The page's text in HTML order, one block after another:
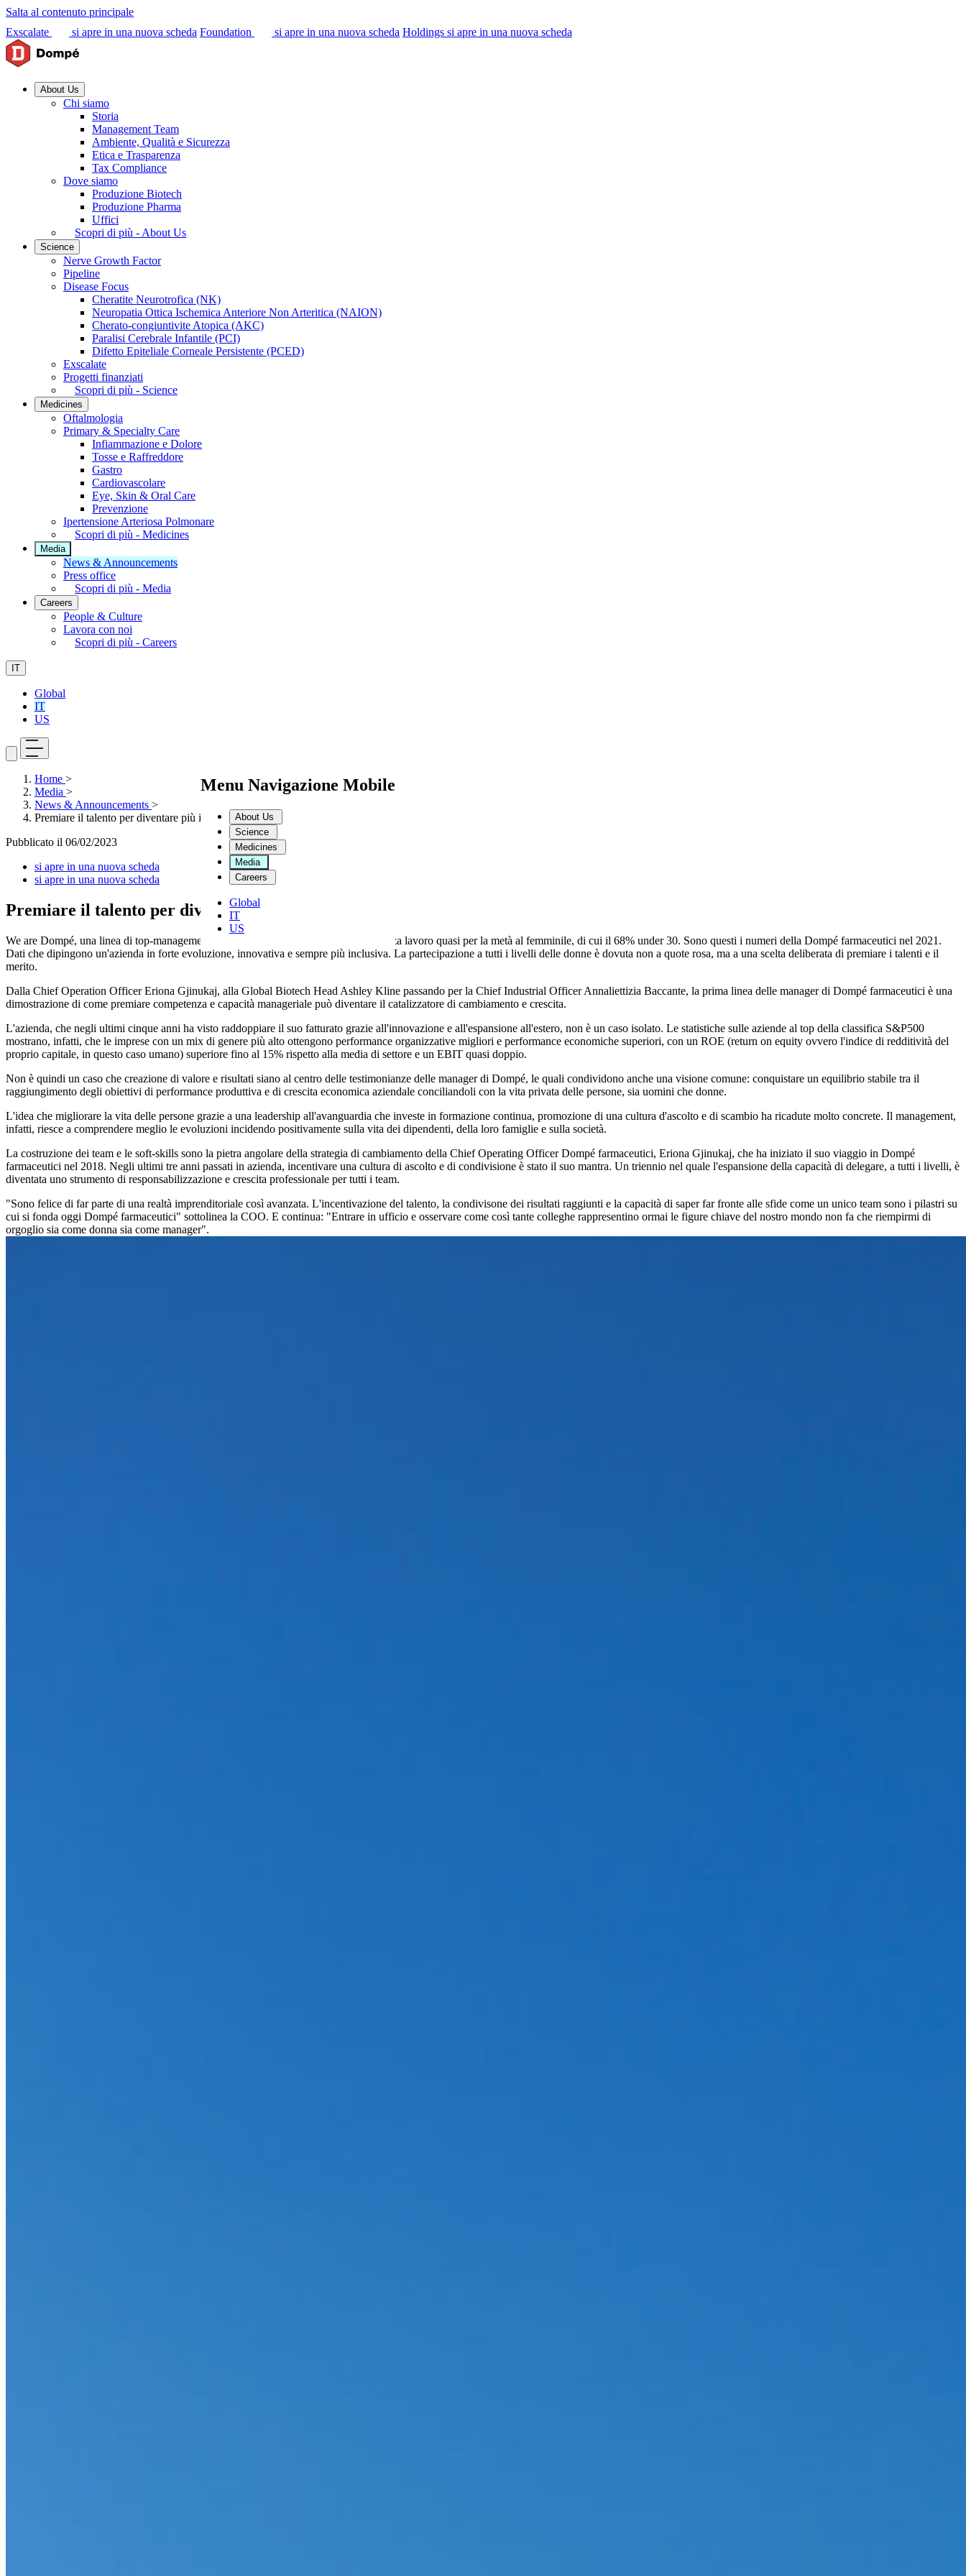
Salta al contenuto principale
Exscalate
si apre in una nuova scheda Foundation si apre in una nuova scheda Holdings si apre in una nuova scheda
About Us
Chi siamo
Storia
Management Team
Ambiente, Qualità e Sicurezza
Etica e Trasparenza
Tax Compliance
Dove siamo
Produzione Biotech
Produzione Pharma
Uffici
Scopri di più - About Us
Science
Nerve Growth Factor
Pipeline
Disease Focus
Cheratite Neurotrofica (NK)
Neuropatia Ottica Ischemica Anteriore Non Arteritica (NAION)
Cherato-congiuntivite Atopica (AKC)
Paralisi Cerebrale Infantile (PCI)
Difetto Epiteliale Corneale Persistente (PCED)
Exscalate
Progetti finanziati
Scopri di più - Science
Medicines
Oftalmologia
Primary & Specialty Care
Infiammazione e Dolore
Tosse e Raffreddore
Gastro
Cardiovascolare
Eye, Skin & Oral Care
Prevenzione
Ipertensione Arteriosa Polmonare
Scopri di più - Medicines
Media
News & Announcements
Press office
Scopri di più - Media
Careers
People & Culture
Lavora con noi
Scopri di più - Careers
IT
Global
IT
US
Menu Navigazione Mobile
About Us
Science
Medicines
Media
Careers
Global
IT
US
Home >
Media >
News & Announcements >
Premiare il talento per diventare più inclusivi
Pubblicato il 06/02/2023
si apre in una nuova scheda
si apre in una nuova scheda
Premiare il talento per diventare più inclusivi
We are Dompé, una linea di top-management composta per il 50% da donne. Una forza lavoro quasi per la metà al femminile, di cui il 68% under 30. Sono questi i numeri della Dompé farmaceutici nel 2021.
Dati che dipingono un'azienda in forte evoluzione, innovativa e sempre più inclusiva. La partecipazione a tutti i livelli delle donne è dovuta non a quote rosa, ma a una scelta deliberata di premiare i talenti e il
merito.
Dalla Chief Operation Officer Eriona Gjinukaj, alla Global Biotech Head Ashley Kline passando per la Chief Industrial Officer Annaliettizia Baccante, la prima linea delle manager di Dompé farmaceutici è una
dimostrazione di come premiare competenza e capacità manageriale può diventare il catalizzatore di cambiamento e crescita.
L'azienda, che negli ultimi cinque anni ha visto raddoppiare il suo fatturato grazie all'innovazione e all'espansione all'estero, non è un caso isolato. Le statistiche sulle aziende al top della classifica S&P500
mostrano, infatti, che le imprese con un mix di genere più alto ottengono performance organizzative migliori e performance economiche superiori, con un ROE (return on equity ovvero l'indice di redditività del
proprio capitale, in questo caso umano) superiore fino al 15% rispetto alla media di settore e un EBIT quasi doppio.
Non è quindi un caso che creazione di valore e risultati siano al centro delle testimonianze delle manager di Dompé, le quali condividono anche una visione comune: conquistare un equilibrio stabile tra il
raggiungimento degli obiettivi di performance produttiva e di crescita economica aziendale conciliandoli con la vita privata delle persone, sia uomini che donne.
L'idea che migliorare la vita delle persone grazie a una leadership all'avanguardia che investe in formazione continua, promozione di una cultura d'ascolto e di scambio ha ricadute molto concrete. Il management,
infatti, riesce a comprendere meglio le evoluzioni incidendo positivamente sulla vita dei dipendenti, della loro famiglie e sulla società.
La costruzione dei team e le soft-skills sono la pietra angolare della strategia di cambiamento della Chief Operating Officer Dompé farmaceutici, Eriona Gjinukaj, che ha iniziato il suo viaggio in Dompé
farmaceutici nel 2018. Negli ultimi tre anni passati in azienda, incentivare una cultura di ascolto e di condivisione è stato il suo mantra. Un triennio nel quale l'espansione della capacità di delegare, a tutti i livelli, è
diventata uno strumento di responsabilizzazione e crescita professionale per tutti i team.
"Sono felice di far parte di una realtà imprenditoriale così avanzata. L'incentivazione del talento, la condivisone dei risultati raggiunti e la capacità di saper far fronte alle sfide come un unico team sono i pilastri su
cui si fonda oggi Dompé farmaceutici" sottolinea la COO. E continua: "Entrare in ufficio e osservare come così tante colleghe rappresentino ormai le figure chiave del nostro mondo non fa che riempirmi di
orgoglio sia come donna sia come manager".